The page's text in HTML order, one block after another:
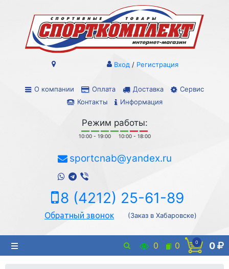
О компании Оплата Доставка
Сервис
Контакты
Информация
Вход / Регистрация
Режим работы:
10:00 - 19:00 10:00 - 18:00
sportcnab@yandex.ru
8 (4212) 25-61-89
Обратный звонок (Заказ в Хабаровске)
0 0 0 0